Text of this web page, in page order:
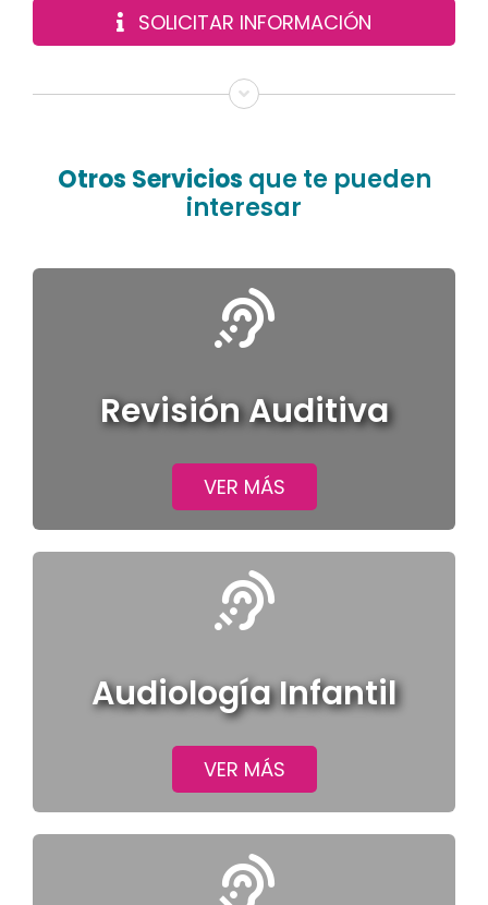
SOLICITAR INFORMACIÓN
Otros Servicios que te pueden
interesar
Revisión Auditiva
VER MÁS
Audiología Infantil
VER MÁS